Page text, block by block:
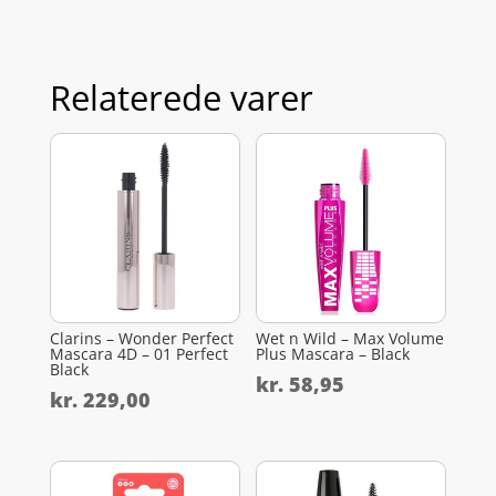
Relaterede varer
Clarins – Wonder Perfect
Mascara 4D – 01 Perfect
Black
kr.229,00
Wet n Wild – Max Volume
Plus Mascara – Black
kr. 58,95